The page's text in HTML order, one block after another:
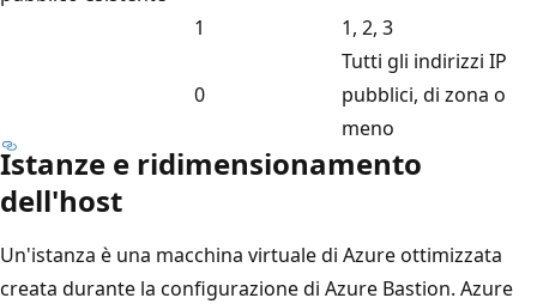
1
1, 2, 3
0
Tutti gli indirizzi IP
pubblici, di zona o
meno
Istanze e ridimensionamento
dell'host
Un'istanza è una macchina virtuale di Azure ottimizzata
creata durante la configurazione di Azure Bastion. Azure